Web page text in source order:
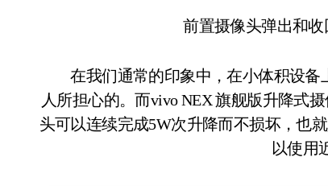
前置摄像头弹出和
在我们通常的印象中，在小体积设备
人所担心的。而vivo NEX 旗舰版升降式
头可以连续完成5W次升降而不损坏，也
以使用